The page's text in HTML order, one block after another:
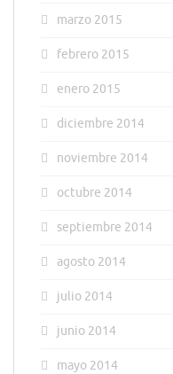
marzo 2015
febrero 2015
enero 2015
diciembre 2014
noviembre 2014
octubre 2014
septiembre 2014
agosto 2014
julio 2014
junio 2014
mayo 2014